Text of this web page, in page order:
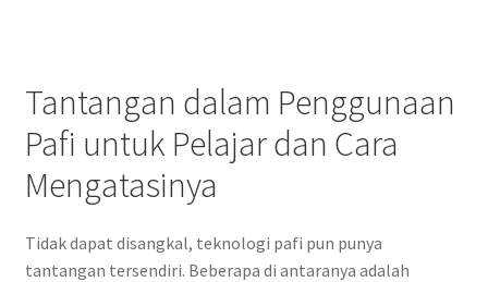
Tantangan dalam Penggunaan
Pafi untuk Pelajar dan Cara
Mengatasinya
Tidak dapat disangkal, teknologi pafi pun punya
tantangan tersendiri. Beberapa di antaranya adalah